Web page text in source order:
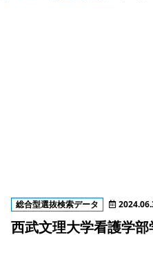
総合型選抜検索データ
西武文理大学看護学部